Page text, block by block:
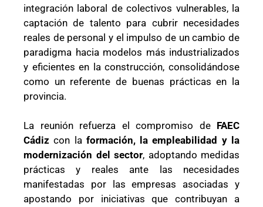
integración laboral de colectivos vulnerables, la
captación de talento para cubrir necesidades
reales de personal y el impulso de un cambio de
paradigma hacia modelos más industrializados
y eficientes en la construcción, consolidándose
como un referente de buenas prácticas en la
provincia.
La reunión refuerza el compromiso de FAEC
Cádiz con la formación, la empleabilidad y la
modernización del sector, adoptando medidas
prácticas y reales ante las necesidades
manifestadas por las empresas asociadas y
apostando por iniciativas que contribuyan a